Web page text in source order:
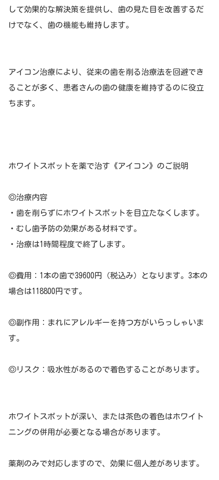
して効果的な解決策を提供し、歯の見た目を改善するだ
けでなく、歯の機能も維持します。
アイコン治療により、従来の歯を削る治療法を回避でき
ることが多く、患者さんの歯の健康を維持するのに役立
ちます。
ホワイトスポットを薬で治す《アイコン》のご説明
◎治療内容
・歯を削らずにホワイトスポットを目立たなくします。
・むし歯予防の効果がある材料です。
・治療は1時間程度で終了します。
◎費用：1本の歯で39600円（税込み）となります。3本の
場合は118800円です。
◎副作用：まれにアレルギーを持つ方がいらっしゃいま
す。
◎リスク：吸水性があるので着色することがあります。
ホワイトスポットが深い、または茶色の着色はホワイト
ニングの併用が必要となる場合があります。
薬剤のみで対応しますので、効果に個人差があります。